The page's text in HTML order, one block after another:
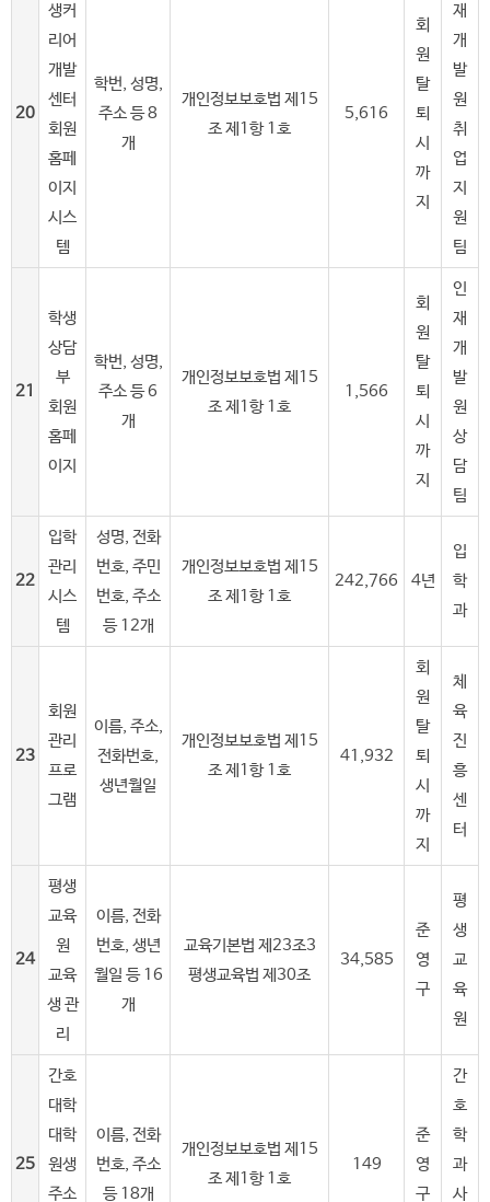
20
생커
리어
개발
센터
회원
홈페
이지
시스
템
학번, 성명,
주소 등 8
개
개인정보보호법 제15
조 제1항 1호
5,616
회
원
탈
퇴
시
까
지
재
개
발
원
취
업
지
원
팀
21
학생
상담
부
회원
홈페
이지
학번, 성명,
주소 등 6
개
개인정보보호법 제15
조 제1항 1호
1,566
회
원
탈
퇴
시
까
지
인
재
개
발
원
상
담
팀
22
입학
관리
시스
템
성명, 전화
번호, 주민
번호, 주소
등 12개
개인정보보호법 제15
조 제1항 1호
242,766 4년
입
학
과
23
회원
관리
프로
그램
이름, 주소,
전화번호,
생년월일
개인정보보호법 제15
조 제1항 1호
41,932
회
원
탈
퇴
시
까
지
체
육
진
흥
센
터
24
평생
교육
원
교육
생 관
리
이름, 전화
번호, 생년
월일 등 16
개
교육기본법 제23조3
평생교육법 제30조
34,585
준
영
구
평
생
교
육
원
25
간호
대학
대학
원생
주소
이름, 전화
번호, 주소
등 18개
개인정보보호법 제15
조 제1항 1호
149
준
영
구
간
호
학
과
사